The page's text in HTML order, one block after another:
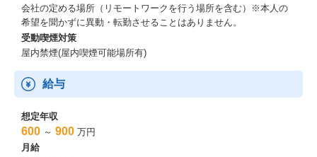
会社の定める場所（リモートワークを行う場所を含む）※本人の
希望を聞かずに異動・転勤させることはありません。
受動喫煙対策
屋内禁煙(屋内喫煙可能場所有)
給与
想定年収
600 ～ 900 万円
月給